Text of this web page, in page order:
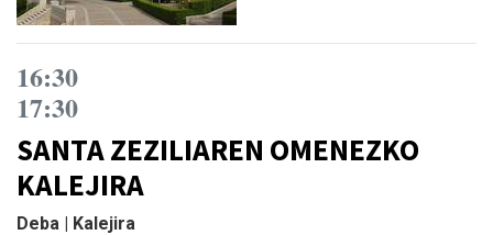
16:30
17:30
SANTA ZEZILIAREN OMENEZKO
KALEJIRA
Deba | Kalejira